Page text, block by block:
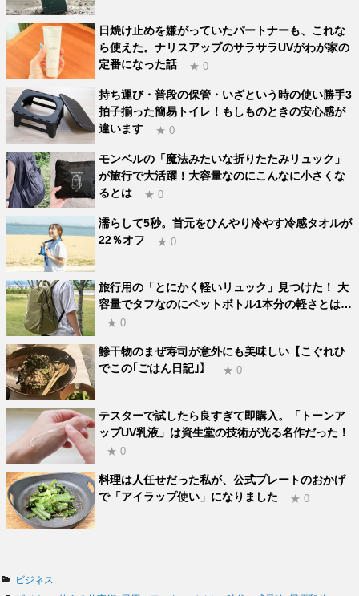
日焼け止めを嫌がっていたパートナーも、これな
ら使えた。ナリスアップのサラサラUVがわが家の
定番になった話
★ 0
持ち運び・普段の保管・いざという時の使い勝手3
拍子揃った簡易トイレ！もしものときの安心感が
違います
★ 0
モンベルの「魔法みたいな折りたたみリュック」
が旅行で大活躍！大容量なのにこんなに小さくな
るとは
★ 0
濡らして5秒。首元をひんやり冷やす冷感タオルが
22％オフ
★ 0
旅行用の「とにかく軽いリュック」見つけた！ 大
容量でタフなのにペットボトル1本分の軽さとは…
★ 0
鯵干物のまぜ寿司が意外にも美味しい【こぐれひ
でこの｢ごはん日記｣】
★ 0
テスターで試したら良すぎて即購入。「トーンア
ップUV乳液」は資生堂の技術が光る名作だった！
★ 0
料理は人任せだった私が、公式プレートのおかげ
で「アイラップ使い」になりました
★ 0
カ
ビジネス